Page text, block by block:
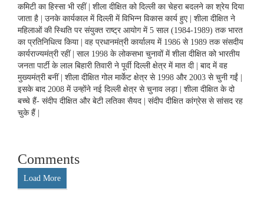
कमिटी का हिस्सा भी रहीं | शीला दीक्षित को दिल्ली का चेहरा बदलने का श्रेय दिया
जाता है | उनके कार्यकाल में दिल्ली में विभिन्न विकास कार्य हुए | शीला दीक्षित ने
महिलाओं की स्थिति पर संयुक्त राष्ट्र आयोग में 5 साल (1984-1989) तक भारत
का प्रतिनिधित्व किया | वह प्रधानमंत्री कार्यालय में 1986 से 1989 तक संसदीय
कार्यराज्यमंत्री रहीं | साल 1998 के लोकसभा चुनावों में शीला दीक्षित को भारतीय
जनता पार्टी के लाल बिहारी तिवारी ने पूर्वी दिल्ली क्षेत्र में मात दी | बाद में वह
मुख्यमंत्री बनीं | शीला दीक्षित गोल मार्केट क्षेत्र से 1998 और 2003 से चुनी गईं |
इसके बाद 2008 में उन्होंने नई दिल्ली क्षेत्र से चुनाव लड़ा | शीला दीक्षित के दो
बच्चे हैं- संदीप दीक्षित और बेटी लतिका सैयद | संदीप दीक्षित कांग्रेस से सांसद रह
चुके हैं |
Comments
Load More